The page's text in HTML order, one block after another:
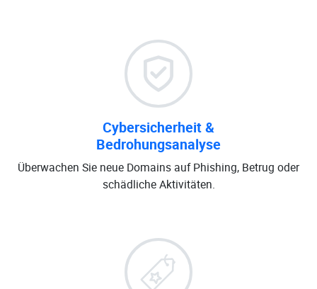
Cybersicherheit &
Bedrohungsanalyse
Überwachen Sie neue Domains auf Phishing, Betrug oder
schädliche Aktivitäten.